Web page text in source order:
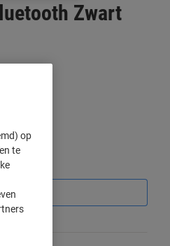
Zwart
op
te